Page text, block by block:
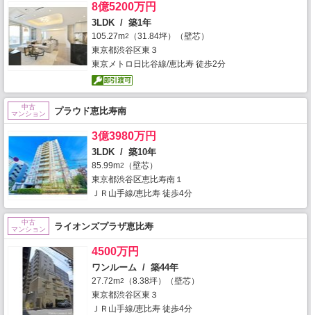
8億5200万円
3LDK / 築1年
105.27m2
（31.84坪）（壁芯）
東京都渋谷区東３
東京メトロ日比谷線/恵比寿 徒歩2分
中古
マンション
プラウド恵比寿南
3億3980万円
3LDK / 築10年
85.99m2
（壁芯）
東京都渋谷区恵比寿南１
ＪＲ山手線/恵比寿 徒歩4分
中古
マンション
ライオンズプラザ恵比寿
4500万円
ワンルーム / 築44年
27.72m2
（8.38坪）（壁芯）
東京都渋谷区東３
ＪＲ山手線/恵比寿 徒歩4分